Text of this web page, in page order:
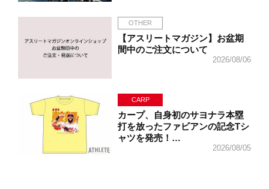
OTHER
【アスリートマガジン】お盆期
間中のご注文について
2026/08/06
CARP
カープ、自身初のサヨナラ本塁
打を放ったファビアンの記念Tシ
ャツを発売！…
2026/08/05